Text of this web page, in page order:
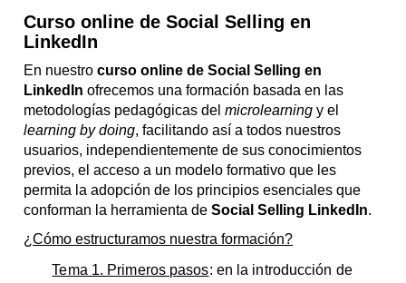
Curso online de Social Selling en
LinkedIn
En nuestrocurso online deSocial Selling en
LinkedIn ofrecemos una formación basada en las
metodologías pedagógicas delmicrolearning y el
learning by doing, facilitando así a todos nuestros
usuarios, independientemente de sus conocimientos
previos, el acceso a un modelo formativo que les
permita la adopción de los principios esenciales que
conforman la herramienta deSocial Selling LinkedIn.
¿Cómo estructuramos nuestra formación?
Tema 1. Primeros pasos: en la introducción de